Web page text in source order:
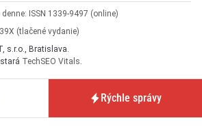
ISSN 1339-9497 (online)
(tlačené vydanie)
s.r.o., Bratislava.
TechSEO Vitals.
Rýchle správy